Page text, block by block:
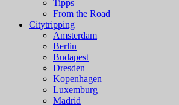
Tipps
From the Road
Citytripping
Amsterdam
Berlin
Budapest
Dresden
Kopenhagen
Luxemburg
Madrid